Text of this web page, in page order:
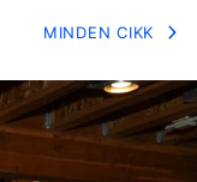
MINDEN CIKK